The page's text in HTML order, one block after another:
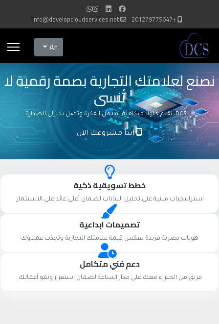
+201279779647
info@developcloudservices.net
Select your language
Ar
نصنع لعلامتك التجارية بصمة رقمية لا
تُنسى
في DCS، نقدم حلولاً متكاملة تبدأ من الفكرة وتصل بك إلى الصدارة.
ابدأ مشروعك الآن
خطط تسويقية ذكية
استراتيجيات مبنية على تحليل البيانات لضمان أعلى عائد على الاستثمار.
تصميمات ابداعية
هويات بصرية فريدة تعكس قيمة علامتك التجارية وتجذب عملاؤك
دعم فني متكامل
فريق من الخبراء معك على مدار الساعة لضمان استقرار ونمو أعمالك.